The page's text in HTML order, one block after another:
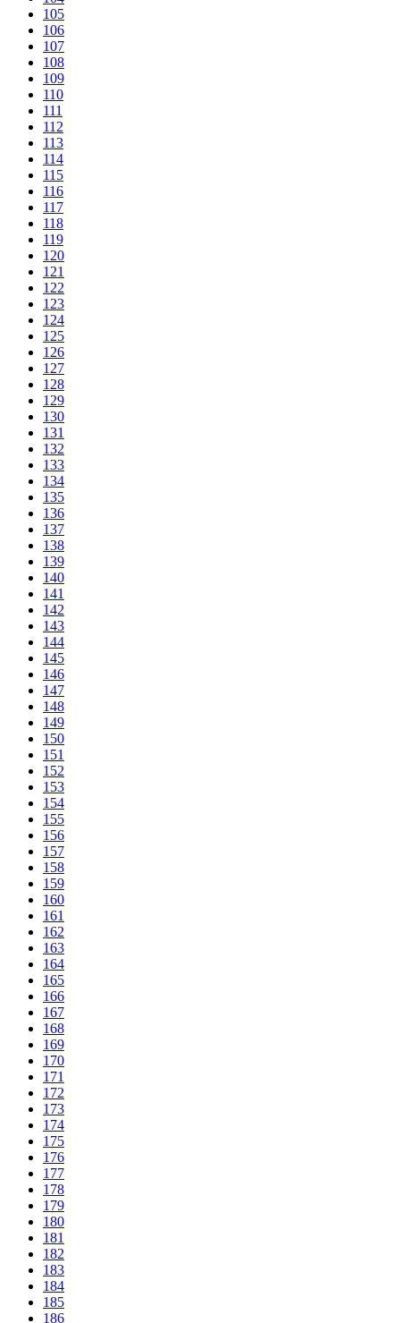
105
106
107
108
109
110
111
112
113
114
115
116
117
118
119
120
121
122
123
124
125
126
127
128
129
130
131
132
133
134
135
136
137
138
139
140
141
142
143
144
145
146
147
148
149
150
151
152
153
154
155
156
157
158
159
160
161
162
163
164
165
166
167
168
169
170
171
172
173
174
175
176
177
178
179
180
181
182
183
184
185
186